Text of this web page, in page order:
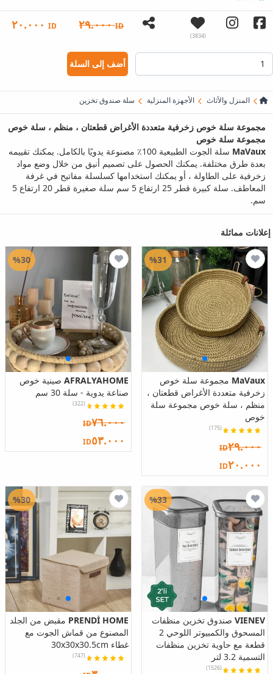
(3834)
ID٢٩.٠٠٠ ID
أضف إلى السلة
المنزل والأثاث الأجهزة المنزلية سلة صندوق تخزين
مجموعة سلة خوص زخرفية متعددة الأغراض قطعتان ، منظم ، سلة خوص
مجموعة سلة خوص
MaVaux
سلة الجوت الطبيعية 100٪ مصنوعة يدويًا بالكامل. يمكنك تقييمه
بعدة طرق مختلفة. يمكنك الحصول على تصميم أنيق من خلال وضع مواد
زخرفية على الطاولة ، أو يمكنك استخدامها كسلسلة مفاتيح في غرفة
المعاطف. سلة كبيرة قطر 25 ارتفاع 5 سم سلة صغيرة قطر 20 ارتفاع 5
سم.
إعلانات مماثلة
MaVaux مجموعة سلة خوص
زخرفية متعددة الأغراض قطعتان ،
منظم ، سلة خوص مجموعة سلة
خوص
(175)
ID٢٩.٠٠٠
ID٢٠.٠٠٠
%31
AFRALYAHOME صينية خوص
صناعة يدوية - سلة 30 سم
(322)
ID٧٦.٠٠٠
ID٥٣.٠٠٠
%30
VIENEV صندوق تخزين منظفات
المسحوق والكمبيوتر اللوحي 2
قطعة مع حاوية تخزين منظفات
التسمية 3.2 لتر
(1526)
%33
PRENDİ HOME مقبض من الجلد
المصنوع من قماش الجوت مع
غطاء 30x30x30.5cm
(747)
%30